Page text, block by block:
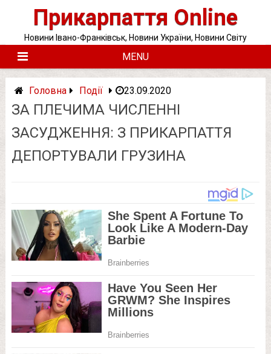
Прикарпаття Online
Новини Івано-Франківськ, Новини України, Новини Світу
MENU
Головна Події 23.09.2020
ЗА ПЛЕЧИМА ЧИСЛЕННІ
ЗАСУДЖЕННЯ: З ПРИКАРПАТТЯ
ДЕПОРТУВАЛИ ГРУЗИНА